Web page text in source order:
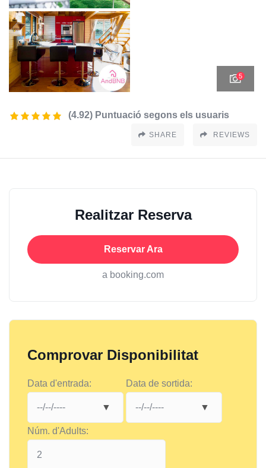
5
(4.92) Puntuació segons els usuaris
SHARE REVIEWS
Realitzar Reserva
Reservar Ara
a booking.com
Comprovar Disponibilitat
Data d'entrada: Data de sortida:
Núm. d'Adults: